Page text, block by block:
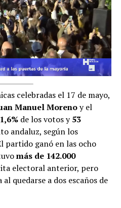
celebradas el 17 de mayo,
Manuel Morenoy el
de los votos y53
andaluz, según los
partido ganó en las ocho
más de 142.000
electoral anterior, pero
quedarse a dos escaños de